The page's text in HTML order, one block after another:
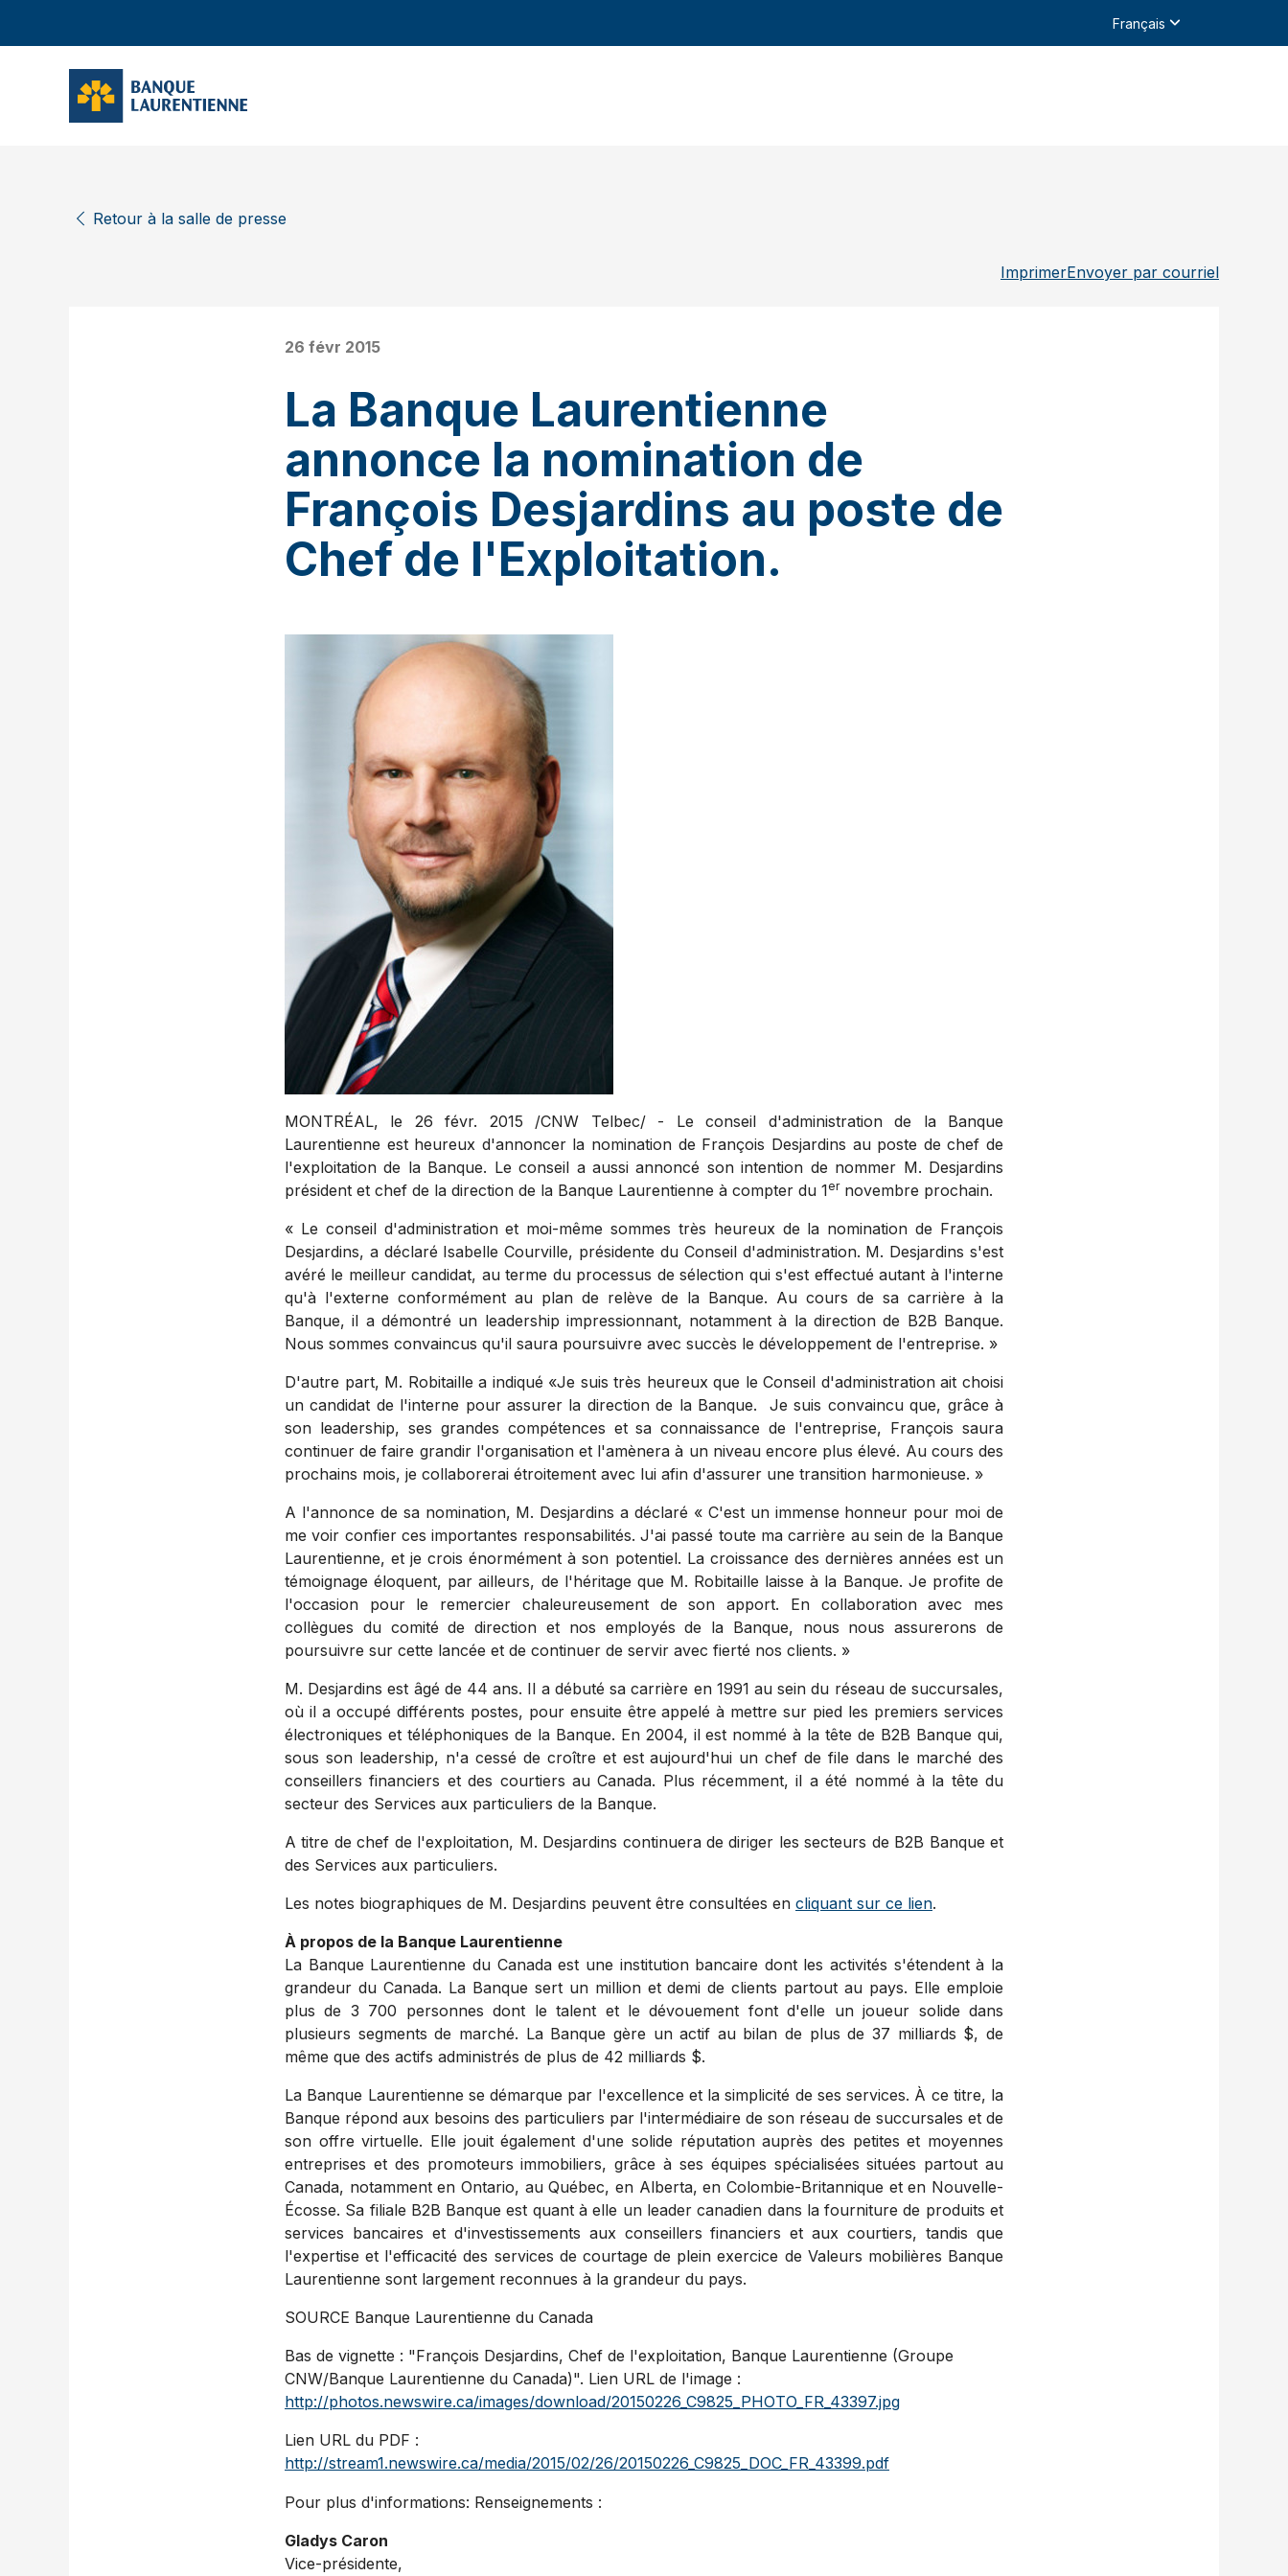
Français
Retour à la salle de presse
ImprimerEnvoyer par courriel
26 févr 2015
La Banque Laurentienne
annonce la nomination de
François Desjardins au poste de
Chef de l'Exploitation.
MONTRÉAL, le 26 févr. 2015 /CNW Telbec/ - Le conseil d'administration de la Banque
Laurentienne est heureux d'annoncer la nomination de François Desjardins au poste de chef de
l'exploitation de la Banque. Le conseil a aussi annoncé son intention de nommer M. Desjardins
président et chef de la direction de la Banque Laurentienne à compter du 1ernovembre prochain.
« Le conseil d'administration et moi-même sommes très heureux de la nomination de François
Desjardins, a déclaré Isabelle Courville, présidente du Conseil d'administration. M. Desjardins s'est
avéré le meilleur candidat, au terme du processus de sélection qui s'est effectué autant à l'interne
qu'à l'externe conformément au plan de relève de la Banque. Au cours de sa carrière à la
Banque, il a démontré un leadership impressionnant, notamment à la direction de B2B Banque.
Nous sommes convaincus qu'il saura poursuivre avec succès le développement de l'entreprise. »
D'autre part, M. Robitaille a indiqué «Je suis très heureux que le Conseil d'administration ait choisi
un candidat de l'interne pour assurer la direction de la Banque. Je suis convaincu que, grâce à
son leadership, ses grandes compétences et sa connaissance de l'entreprise, François saura
continuer de faire grandir l'organisation et l'amènera à un niveau encore plus élevé. Au cours des
prochains mois, je collaborerai étroitement avec lui afin d'assurer une transition harmonieuse. »
A l'annonce de sa nomination, M. Desjardins a déclaré « C'est un immense honneur pour moi de
me voir confier ces importantes responsabilités. J'ai passé toute ma carrière au sein de la Banque
Laurentienne, et je crois énormément à son potentiel. La croissance des dernières années est un
témoignage éloquent, par ailleurs, de l'héritage que M. Robitaille laisse à la Banque. Je profite de
l'occasion pour le remercier chaleureusement de son apport. En collaboration avec mes
collègues du comité de direction et nos employés de la Banque, nous nous assurerons de
poursuivre sur cette lancée et de continuer de servir avec fierté nos clients. »
M. Desjardins est âgé de 44 ans. Il a débuté sa carrière en 1991 au sein du réseau de succursales,
où il a occupé différents postes, pour ensuite être appelé à mettre sur pied les premiers services
électroniques et téléphoniques de la Banque. En 2004, il est nommé à la tête de B2B Banque qui,
sous son leadership, n'a cessé de croître et est aujourd'hui un chef de file dans le marché des
conseillers financiers et des courtiers auCanada. Plus récemment, il a été nommé à la tête du
secteur des Services aux particuliers de la Banque.
A titre de chef de l'exploitation, M. Desjardins continuera de diriger les secteurs de B2B Banque et
des Services aux particuliers.
Les notes biographiques de M. Desjardins peuvent être consultées en cliquant sur ce lien.
À propos de la Banque Laurentienne
La Banque Laurentienne du Canadaest une institution bancaire dont les activités s'étendent à la
grandeur du Canada. La Banque sert un million et demi de clients partout au pays. Elle emploie
plus de 3 700 personnes dont le talent et le dévouement font d'elle un joueur solide dans
plusieurs segments de marché. La Banque gère un actif au bilan de plus de 37 milliards $, de
même que des actifs administrés de plus de 42 milliards $.
La Banque Laurentienne se démarque par l'excellence et la simplicité de ses services. À ce titre, la
Banque répond aux besoins des particuliers par l'intermédiaire de son réseau de succursales et de
son offre virtuelle. Elle jouit également d'une solide réputation auprès des petites et moyennes
entreprises et des promoteurs immobiliers, grâce à ses équipes spécialisées situées partout au
Canada, notamment en Ontario, au Québec, en Alberta, en Colombie-Britannique et en Nouvelle-
Écosse. Sa filiale B2B Banque est quant à elle un leader canadien dans la fourniture de produits et
services bancaires et d'investissements aux conseillers financiers et aux courtiers, tandis que
l'expertise et l'efficacité des services de courtage de plein exercice de Valeurs mobilières Banque
Laurentienne sont largement reconnues à la grandeur du pays.
SOURCE Banque Laurentienne du Canada
Bas de vignette : "François Desjardins, Chef de l'exploitation, Banque Laurentienne (Groupe
CNW/Banque Laurentienne du Canada)". Lien URL de l'image :
http://photos.newswire.ca/images/download/20150226_C9825_PHOTO_FR_43397.jpg
Lien URL du PDF :
http://stream1.newswire.ca/media/2015/02/26/20150226_C9825_DOC_FR_43399.pdf
Pour plus d'informations: Renseignements :
Gladys Caron
Vice-présidente,